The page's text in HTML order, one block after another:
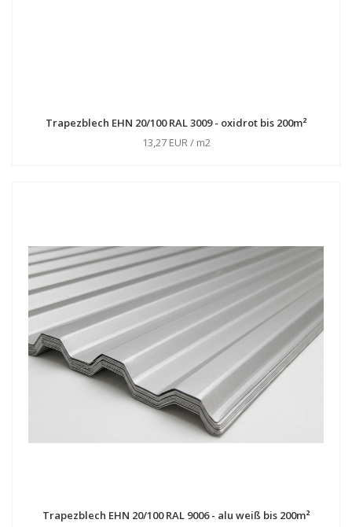
Trapezblech EHN 20/100 RAL 3009 - oxidrot bis 200m²
13,27 EUR / m2
Trapezblech EHN 20/100 RAL 9006 - alu weiß bis 200m²